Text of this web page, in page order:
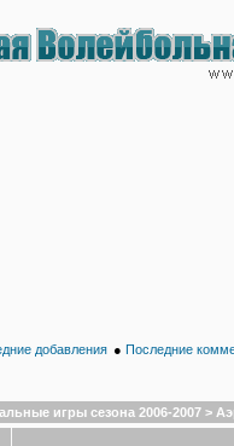
добавления ● Последние
игры сезона 2006-2007 >